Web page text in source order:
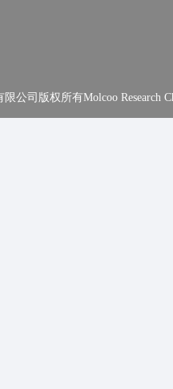
公司版权所有Molcoo Research